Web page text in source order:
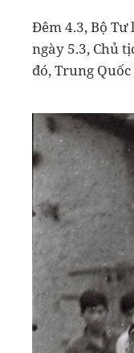
Đêm 4.3, Bộ
ngày 5.3, Chủ
đó, Trung